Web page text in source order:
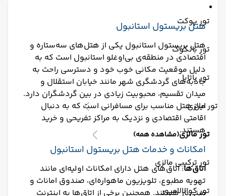
تور پوکت
تور بانکوک
تور پاتایا
تور مالزی
تور مالزی(مشاهده همه)
تور ترکیبی مالزی
تور کوالالامپور
هتل بریستول استانبول
هتل بریستول استانبول یکی از هتل‌های سه‌ستاره و
اقتصادی در منطقه‌ی بی‌اوغلو استانبول است که به
دلیل موقعیت مکانی خوب خود و دسترسی راحت به
جاذبه‌های گردشگری شهر مانند خیابان استقلال و
میدان تقسیم، محبوبیت زیادی در بین گردشگران دارد.
این هتل مناسب برای مسافرانی است که به دنبال
اقامتی اقتصادی و نزدیک به مراکز تفریحی و خرید
هستند.
امکانات و خدمات هتل بریستول استانبول
اتاق‌ها: اتاق‌های هتل دارای امکانات اولیه‌ای مانند
تهویه مطبوع، تلویزیون ماهواره‌ای، صندوق امانات و
مینی‌بار هستند. همچنین برخی از اتاق‌ها به اینترنت